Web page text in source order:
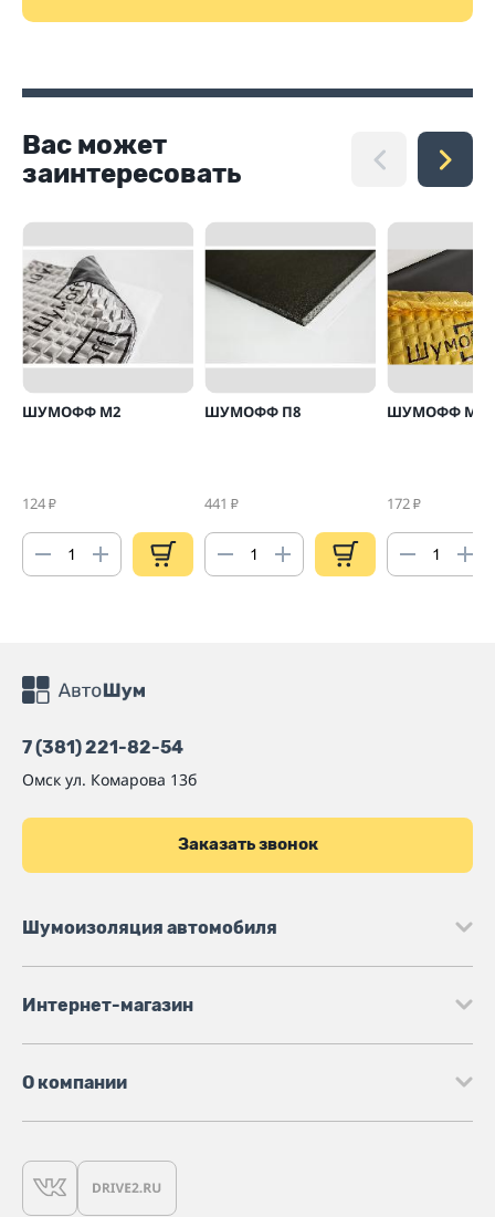
Вас может
заинтересовать
ШУМОФФ М2
124 ₽
ШУМОФФ П8
441 ₽
ШУМОФФ М4
172 ₽
7 (381) 221-82-54
Омск ул. Комарова 13б
Заказать звонок
Шумоизоляция автомобиля
Интернет-магазин
О компании